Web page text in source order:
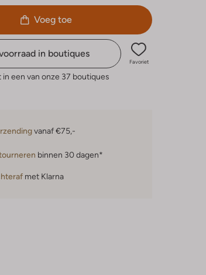
Voeg toe
in boutiques
Favoriet
een van onze 37 boutiques
vanaf €75,-
binnen 30 dagen*
met Klarna